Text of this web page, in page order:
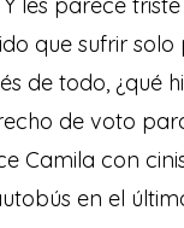
que sufrir
de todo, ¿qué
de voto
Camila con
en el